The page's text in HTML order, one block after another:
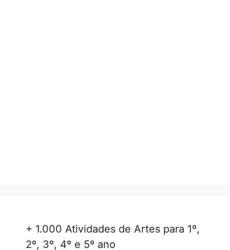
+ 1.000 Atividades de Artes para 1º,
2º, 3º, 4º e 5º ano